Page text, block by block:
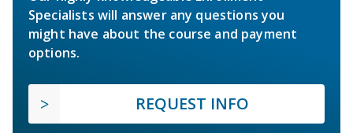
Specialists will answer any questions you
might have about the course and payment
options.
REQUEST INFO